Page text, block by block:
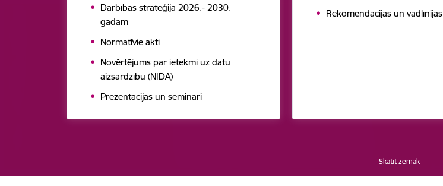
Darbības stratēģija 2026.- 2030.
gadam
Normatīvie akti
Novērtējums par ietekmi uz datu
aizsardzību (NIDA)
Prezentācijas un semināri
Rekomendācijas un vadlīnijas
Skatīt zemāk